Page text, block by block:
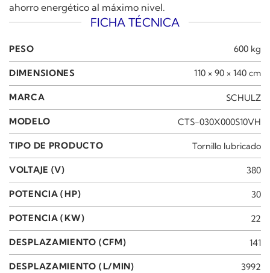
ahorro energético al máximo nivel.
FICHA TÉCNICA
PESO 600 kg
DIMENSIONES 110 × 90 × 140 cm
MARCA SCHULZ
MODELO CTS-030X000S10VH
TIPO DE PRODUCTO Tornillo lubricado
VOLTAJE (V) 380
POTENCIA (HP) 30
POTENCIA (KW) 22
DESPLAZAMIENTO (CFM) 141
DESPLAZAMIENTO (L/MIN) 3992